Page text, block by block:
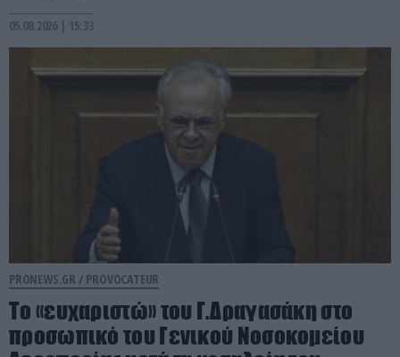
05.08.2026 | 15:33
PRONEWS.GR / PROVOCATEUR
Το «ευχαριστώ» του Γ.Δραγασάκη στο
προσωπικό του Γενικού Νοσοκομείου